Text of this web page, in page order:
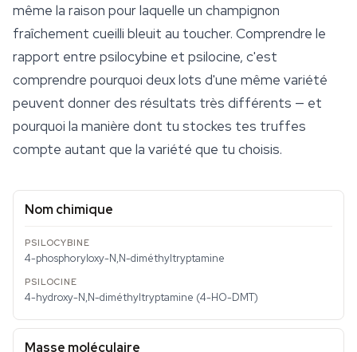
même la raison pour laquelle un champignon
fraîchement cueilli bleuit au toucher. Comprendre le
rapport entre psilocybine et psilocine, c'est
comprendre pourquoi deux lots d'une même variété
peuvent donner des résultats très différents — et
pourquoi la manière dont tu stockes tes truffes
compte autant que la variété que tu choisis.
Nom chimique
4-phosphoryloxy-N,N-diméthyltryptamine
4-hydroxy-N,N-diméthyltryptamine (4-HO-DMT)
Masse moléculaire